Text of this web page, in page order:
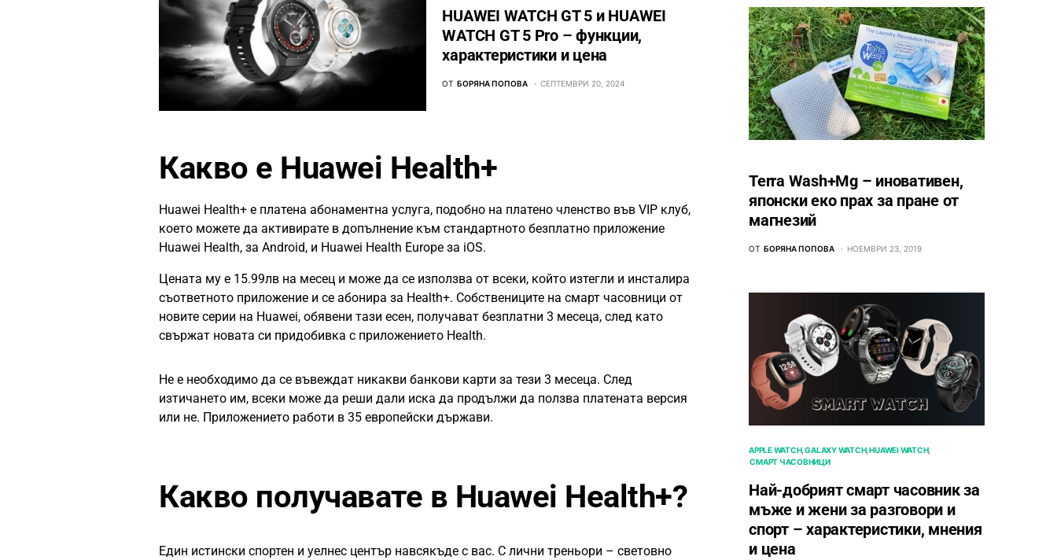
HUAWEI WATCH GT 5 и HUAWEI
WATCH GT 5 Pro – функции,
характеристики и цена
ОТ БОРЯНА ПОПОВА СЕПТЕМВРИ 20, 2024
Какво е Huawei Health+
Huawei Health+ е платена абонаментна услуга, подобно на платено членство във VIP клуб,
което можете да активирате в допълнение към стандартното безплатно приложение
Huawei Health, за Android, и Huawei Health Europe за iOS.
Цената му е 15.99лв на месец и може да се използва от всеки, който изтегли и инсталира
съответното приложение и се абонира за Health+. Собствениците на смарт часовници от
новите серии на Huawei, обявени тази есен, получават безплатни 3 месеца, след като
свържат новата си придобивка с приложението Health.
Не е необходимо да се въвеждат никакви банкови карти за тези 3 месеца. След
изтичането им, всеки може да реши дали иска да продължи да ползва платената версия
или не. Приложението работи в 35 европейски държави.
Какво получавате в Huawei Health+?
Един истински спортен и уелнес център навсякъде с вас. С лични треньори – световно
Terra Wash+Mg – иновативен,
японски еко прах за пране от
магнезий
ОТ БОРЯНА ПОПОВА НОЕМВРИ 23, 2019
APPLE WATCH GALAXY WATCH HUAWEI WATCH
СМАРТ ЧАСОВНИЦИ
Най-добрият смарт часовник за
мъже и жени за разговори и
спорт – характеристики, мнения
и цена